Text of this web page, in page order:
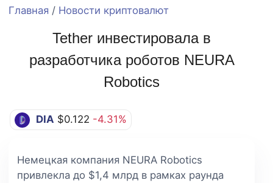
Главная / Новости криптовалют
Tether инвестировала в
разработчика роботов NEURA
Robotics
DIA $0.122 -4.31%
Немецкая компания NEURA Robotics
привлекла до $1,4 млрд в рамках раунда